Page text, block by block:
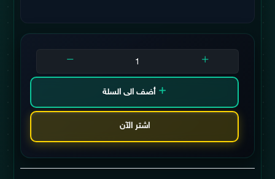
أضف الى السلة
اشتر الآن